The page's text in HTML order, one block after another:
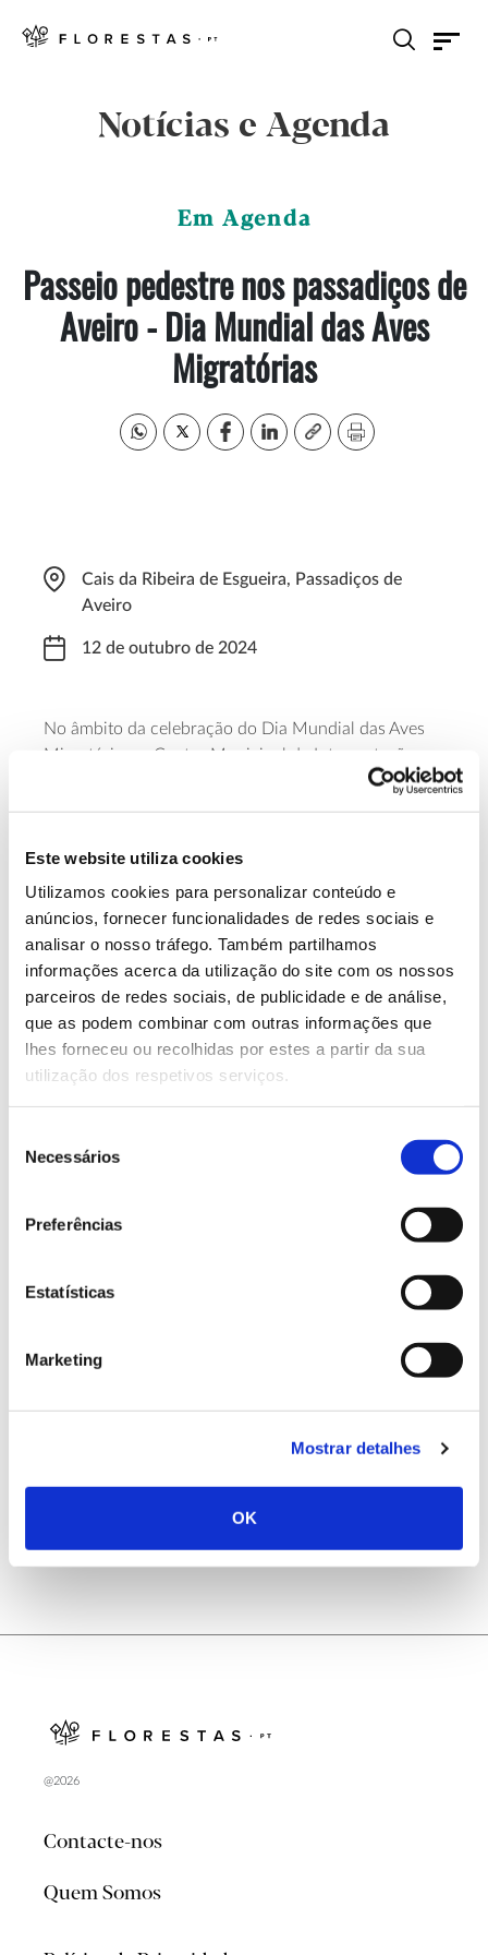
Este website utiliza cookies
Utilizamos cookies para personalizar conteúdo e
anúncios, fornecer funcionalidades de redes sociais e
analisar o nosso tráfego. Também partilhamos
informações acerca da utilização do site com os nossos
parceiros de redes sociais, de publicidade e de análise,
que as podem combinar com outras informações que
lhes forneceu ou recolhidas por estes a partir da sua
utilização dos respetivos serviços.
Necessários
Preferências
Estatísticas
Marketing
Mostrar detalhes
OK
Notícias e Agenda
Em Agenda
Passeio pedestre nos passadiços de
Aveiro - Dia Mundial das Aves
Migratórias
Cais da Ribeira de Esgueira, Passadiços de
Aveiro
12 de outubro de 2024
No âmbito da celebração do Dia Mundial das Aves
Migratórias, o Centro Municipal de Interpretação
Ambiental de Aveiro promove um passeio pedestre
Aveiro. A iniciativa decorre entre as 10:30 e as 12:00
e é gratuita, mas requer inscrição prévia.
Saiba mais
13.07.2026
Genoma do priolo e de outras espécies em risco:
conhecer para conservar
Registar galhas de Trichi em acácia-das-espigas:
@2026
Contacte-nos
Quem Somos